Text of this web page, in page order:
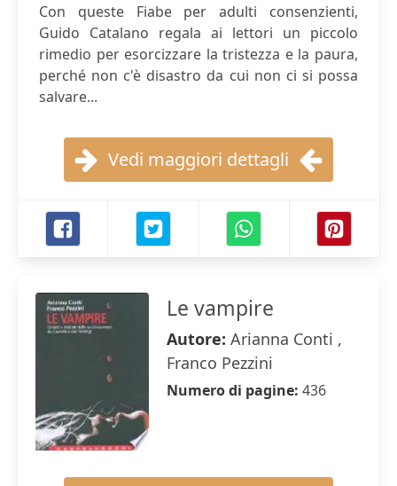
Con queste Fiabe per adulti consenzienti,
Guido Catalano regala ai lettori un piccolo
rimedio per esorcizzare la tristezza e la paura,
perché non c'è disastro da cui non ci si possa
salvare...
Vedi maggiori dettagli
Le vampire
Autore: Arianna Conti ,
Franco Pezzini
Numero di pagine: 436